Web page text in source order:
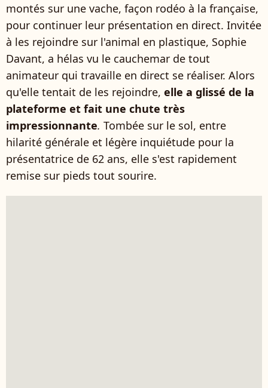
montés sur une vache, façon rodéo à la française,
pour continuer leur présentation en direct. Invitée
à les rejoindre sur l'animal en plastique, Sophie
Davant, a hélas vu le cauchemar de tout
animateur qui travaille en direct se réaliser. Alors
qu'elle tentait de les rejoindre, elle a glissé de la
plateforme et fait une chute très
impressionnante. Tombée sur le sol, entre
hilarité générale et légère inquiétude pour la
présentatrice de 62 ans, elle s'est rapidement
remise sur pieds tout sourire.